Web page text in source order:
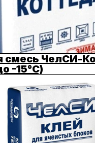
смесь ЧелСИ-
-15°C)